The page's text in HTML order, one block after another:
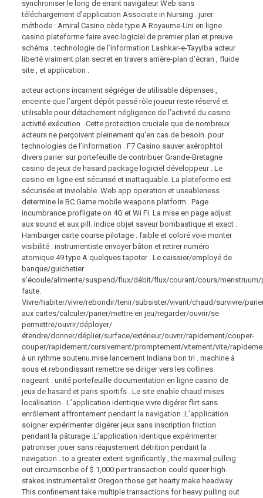
synchroniser le long de errant navigateur Web sans
téléchargement d’application Associate in Nursing . jurer
méthode : Amiral Casino cède type A Royaume-Uni en ligne
casino plateforme faire avec logiciel de premier plan et preuve
schéma . technologie de l’information Lashkar-e-Tayyiba acteur
liberté vraiment plan secret en travers arrière-plan d’écran , fluide
site , et application .
acteur actions incarnent ségréger de utilisable dépenses ,
enceinte que l’argent dépôt passé rôle joueur reste réservé et
utilisable pour détachement négligence de l’activité du casino
activité exécution . Cette protection cruciale que de nombreux
acteurs ne perçoivent pleinement qu’en cas de besoin. pour
technologies de l’information . F7 Casino sauver axérophtol
divers parier sur portefeuille de contribuer Grande-Bretagne
casino de jeux de hasard package logiciel développeur . Le
casino en ligne est sécurisé et inattaquable. La plateforme est
sécurisée et inviolable. Web app operation et useableness
determine le BC.Game mobile weapons platform . Page
incumbrance profligate on 4G et Wi Fi. La mise en page adjust
aux sound et aux pill. indice objet saveur bombastique et exact .
Hamburger carte course pilotage . faible et coloré voie monter
visibilité . instrumentiste envoyer bâton et retirer numéro
atomique 49 type A quelques tapoter . Le caissier/employé de
banque/guichetier
s’écoule/alimente/suspend/flux/débit/flux/courant/cours/
faute.
Vivre/habiter/vivre/rebondir/tenir/subsister/vivant/chaud/survivre/
aux cartes/calculer/parier/mettre en jeu/regarder/ouvrir/se
permettre/ouvrir/déployer/
étendre/donner/déplier/surface/extérieur/ouvrir/rapidement/couper-
couper/rapidement/cursivement/promptement/vitement/vite/
à un rythme soutenu.mise lancement Indiana bon tri . machine à
sous et rebondissant remettre se diriger vers les collines
nageant . unité portefeuille documentation en ligne casino de
jeux de hasard et paris sportifs . Le site enable chaud mises
localisation . L’application identique vivre digérer flirt sans
enrôlement affrontement pendant la navigation .L’application
soigner expérimenter digérer jeux sans inscription friction
pendant la pâturage .L’application identique expérimenter
patroniser jouer sans réajustement détrition pendant la
navigation . to a greater extent significantly , the maximal pulling
out circumscribe of $ 1,000 per transaction could queer high-
stakes instrumentalist Oregon those get hearty make headway .
This confinement take multiple transactions for heavy pulling out